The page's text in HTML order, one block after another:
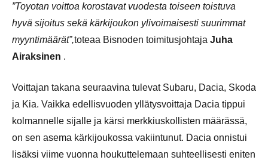
”Toyotan voittoa korostavat vuodesta toiseen toistuva
hyvä sijoitus sekä kärkijoukon ylivoimaisesti suurimmat
myyntimäärät”,toteaa Bisnoden toimitusjohtaja Juha
Airaksinen .
Voittajan takana seuraavina tulevat Subaru, Dacia, Skoda
ja Kia. Vaikka edellisvuoden yllätysvoittaja Dacia tippui
kolmannelle sijalle ja kärsi merkkiuskollisten määrässä,
on sen asema kärkijoukossa vakiintunut. Dacia onnistui
lisäksi viime vuonna houkuttelemaan suhteellisesti eniten